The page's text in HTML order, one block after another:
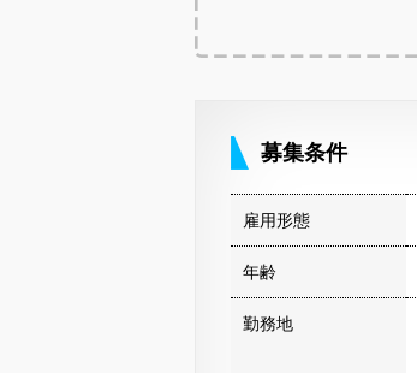
募集条件
雇用形態
年齢
勤務地